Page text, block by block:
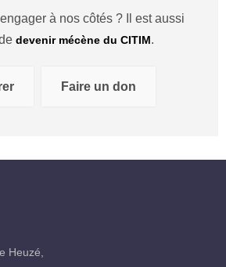
à nos côtés ? Il est aussi
devenir mécène du CITIM.
Faire un don
Heuzé,